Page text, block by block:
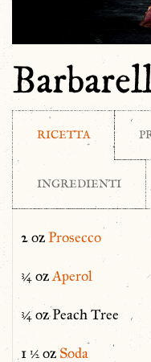
RICETTA
INGREDIENTI
2 ozProsecco
¾ ozAperol
¾ oz Peach Tree
1 ½ oz Soda